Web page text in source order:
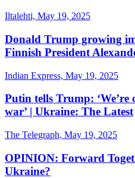
Iltalehti, May 19, 2025
Donald Trump growing
Finnish President
Indian Express, May 19, 2025
Putin tells Trump:
war’ | Ukraine: The Latest
The Telegraph, May 19, 2025
OPINION: Forward
Ukraine?